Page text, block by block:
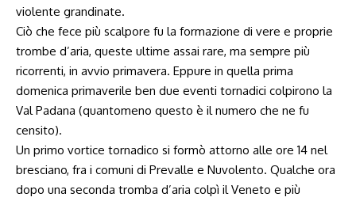
violente grandinate.
Ciò che fece più scalpore fu la formazione di vere e proprie
trombe d’aria, queste ultime assai rare, ma sempre più
ricorrenti, in avvio primavera. Eppure in quella prima
domenica primaverile ben due eventi tornadici colpirono la
Val Padana (quantomeno questo è il numero che ne fu
censito).
Un primo vortice tornadico si formò attorno alle ore 14 nel
bresciano, fra i comuni di Prevalle e Nuvolento. Qualche ora
dopo una seconda tromba d’aria colpì il Veneto e più